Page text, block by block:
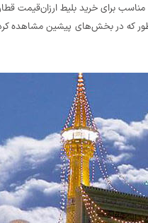
برای خرید بلیط ارزان‌قیمت
که در بخش‌های پیشین مشاهده